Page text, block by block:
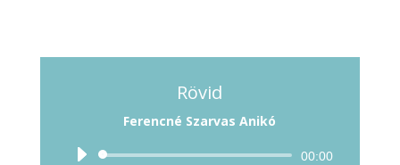
Rövid
Ferencné Szarvas Anikó
Audió
00:00